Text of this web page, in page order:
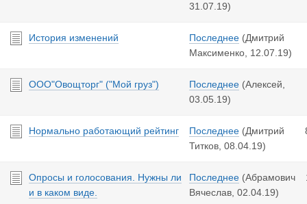
31.07.19)
История изменений Последнее (Дмитрий
Максименко, 12.07.19)
ООО"Овощторг" ("Мой груз") Последнее (Алексей,
03.05.19)
Нормально работающий рейтинг Последнее (Дмитрий
Титков, 08.04.19)
Опросы и голосования. Нужны ли
и в каком виде.
Последнее (Абрамович
Вячеслав, 02.04.19)